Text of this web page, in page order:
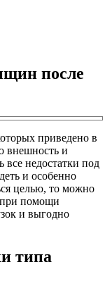
после
приведено в
внешность и
все недостатки под
и особенно
целью, то можно
при помощи
и выгодно
типа